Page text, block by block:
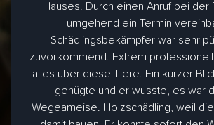
Hauses. Durch einen Anruf bei der
umgehend ein Termin
Schädlingsbekämpfer war sehr
zuvorkommend. Extrem
alles über diese Tiere. Ein kurzer
genügte und er wusste, es war
Wegeameise. Holzschädling, weil